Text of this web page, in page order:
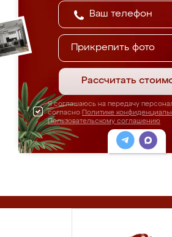
Прикрепить фото
Рассчитать
Я соглашаюсь на передачу
согласно Политике
Пользовательскому соглашению